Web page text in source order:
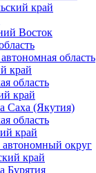
край
Восток
область
край
область
край
Саха (Якутия)
область
край
автономный округ
край
Бурятия